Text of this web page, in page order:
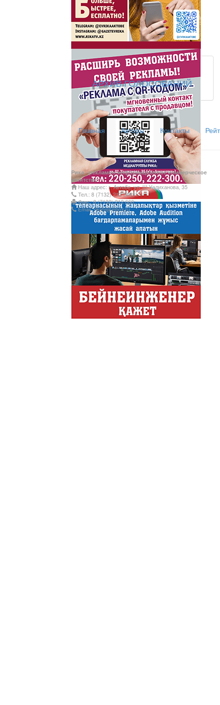
АРХИВ ГОЛОСОВАНИЙ
Главная Авторы Контакты
Рика - рекламно-информационное коммерческое
агентство
Наш адрес: г. Актобе, ул. Ш.Уалиханова, 35
Тел.: 8 (7132) 212 249;
Факс: 8 (7132) 212 660;
Email: rikatv@inbox.ru